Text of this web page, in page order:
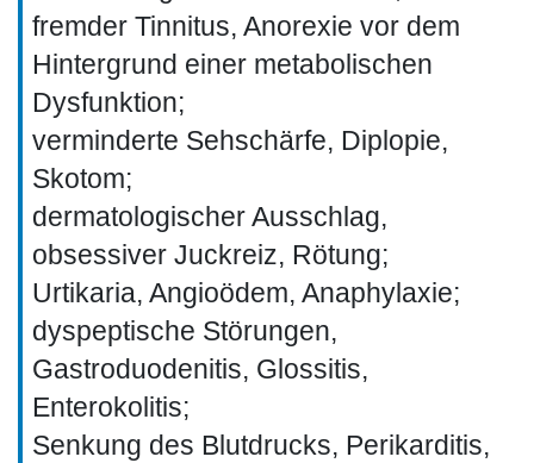
fremder Tinnitus, Anorexie vor dem
Hintergrund einer metabolischen
Dysfunktion;
verminderte Sehschärfe, Diplopie,
Skotom;
dermatologischer Ausschlag,
obsessiver Juckreiz, Rötung;
Urtikaria, Angioödem, Anaphylaxie;
dyspeptische Störungen,
Gastroduodenitis, Glossitis,
Enterokolitis;
Senkung des Blutdrucks, Perikarditis,